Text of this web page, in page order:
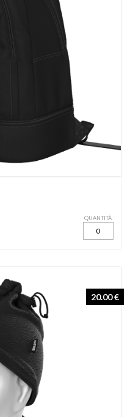
QUANTITÀ
20.00 €